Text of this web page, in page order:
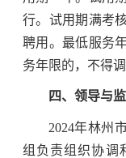
行。试用期满考
聘用。最低服务
务年限的，不得调
四、领导与
2024年林州
组负责组织协调